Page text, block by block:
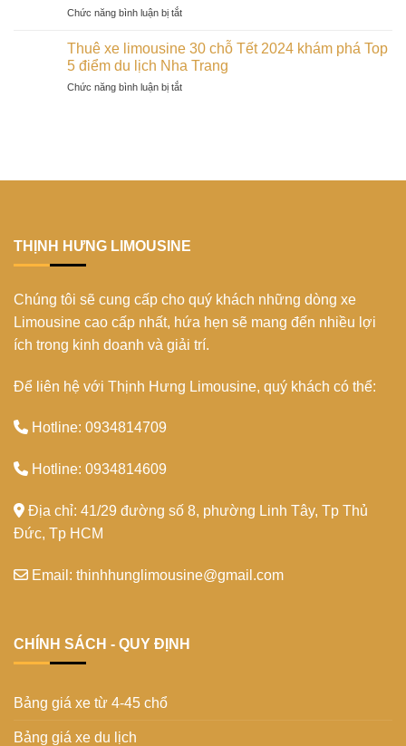
dịp
2024
hóa
đáo
của
Bana
2024
đảo
Phú
trải
Chức năng bình luận bị tắtở
xuân
Cần
Thơ
ghé
tượng
Thuê xe limousine 30 chỗ Tết 2024 khám phá Top
5 điểm du lịch Nha Trang
Chức năng bình luận bị tắtở
Tết
Top
lịch
Nha
THỊNH HƯNG LIMOUSINE
Chúng tôi sẽ cung cấp cho quý khách những dòng xe
Limousine cao cấp nhất, hứa hẹn sẽ mang đến nhiều lợi
ích trong kinh doanh và giải trí.
Để liên hệ với Thịnh Hưng Limousine, quý khách có thể:
Hotline: 0934814709
Hotline: 0934814609
Địa chỉ: 41/29 đường số 8, phường Linh Tây, Tp Thủ
Đức, Tp HCM
Email: thinhhunglimousine@gmail.com
CHÍNH SÁCH - QUY ĐỊNH
Bảng giá xe từ 4-45 chổ
Bảng giá xe du lịch